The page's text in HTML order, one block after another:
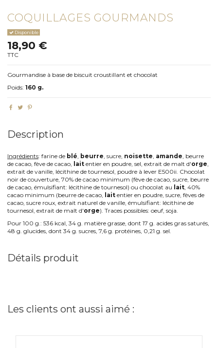
COQUILLAGES GOURMANDS
Disponible
18,90 €
TTC
Gourmandise à base de biscuit croustillant et chocolat
Poids: 160 g.
Description
Ingrédients: farine de blé, beurre, sucre, noisette, amande, beurre
de cacao, fève de cacao, lait entier en poudre, sel, extrait de malt d'orge,
extrait de vanille, lécithine de tournesol, poudre à lever E500ii. Chocolat
noir de couverture, 70% de cacao minimum (fève de cacao, sucre, beurre
de cacao, émulsifiant: lécithine de tournesol) ou chocolat au lait, 40%
cacao minimum (beurre de cacao, lait entier en poudre, sucre, fèves de
cacao, sucre roux, extrait naturel de vanille, émulsifiant: lécithine de
tournesol, extrait de malt d'orge). Traces possibles: oeuf, soja.
Pour 100 g.: 536 kcal, 34 g. matière grasse, dont 17 g. acides gras saturés,
48 g. glucides, dont 34 g. sucres, 7,6 g. protéines, 0,21 g. sel.
Détails produit
Les clients ont aussi aimé :